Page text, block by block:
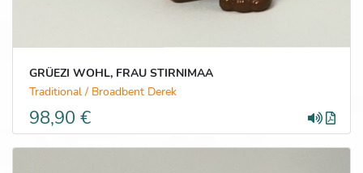
GRÜEZI WOHL, FRAU STIRNIMAA
Traditional / Broadbent Derek
98,90 €